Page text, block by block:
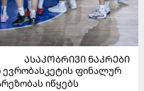
ᲐᲡᲐᲙᲝᲑᲠᲘᲕᲘ ᲜᲐᲙᲠᲔᲑᲘ
ევრობასკეტის ფინალურ
იწყებს